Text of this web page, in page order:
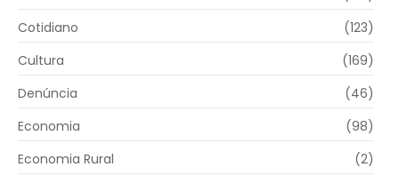
Cotidiano
(123)
Cultura
(169)
Denúncia
(46)
Economia
(98)
Economia Rural
(2)